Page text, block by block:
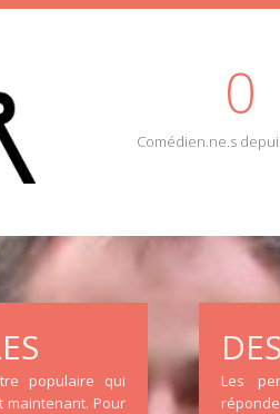
0
Comédien.ne.s
populaire qui
maintenant. Pour
Les